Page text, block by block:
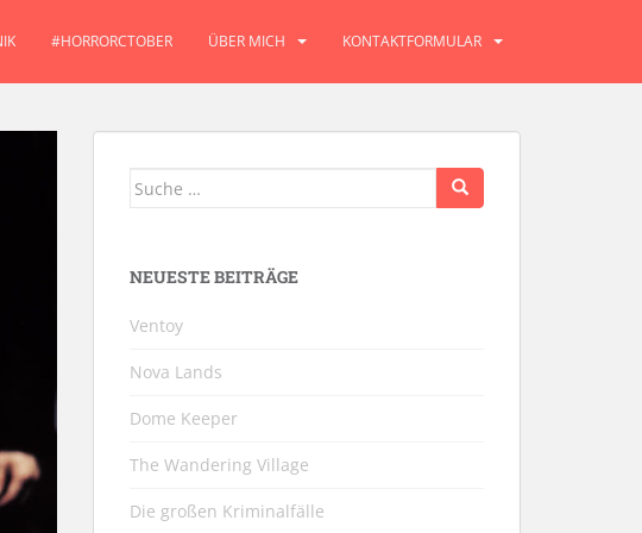
#HORRORCTOBER ÜBER MICH KONTAKTFORMULAR
Suche
NEUESTE BEITRÄGE
Ventoy
Nova Lands
Dome Keeper
The Wandering Village
Die großen Kriminalfälle